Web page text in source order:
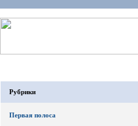
Рубрики
Первая полоса